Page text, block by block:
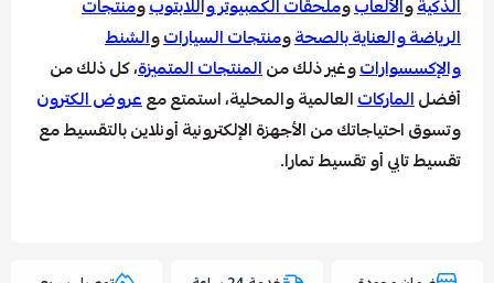
وملحقات الكمبيوتر واللابتوبومنتجات
بالصحةومنتجات السياراتوالشنط
وغير ذلك منالمنتجات المتميزة، كل ذلك من
العالمية والمحلية، استمتع مععروض الكترون
من الأجهزة الإلكترونية أونلاين بالتقسيط مع
أو تقسيط تمارا.